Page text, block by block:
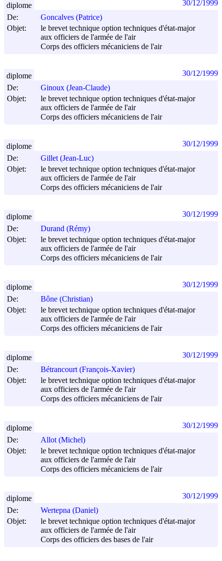
De:
Goncalves (Patrice)
Objet:
le brevet technique option techniques d'état-major
aux officiers de l'armée de l'air
Corps des officiers mécaniciens de l'air
diplome 30/12/1999
De:
Ginoux (Jean-Claude)
Objet:
le brevet technique option techniques d'état-major
aux officiers de l'armée de l'air
Corps des officiers mécaniciens de l'air
diplome 30/12/1999
De:
Gillet (Jean-Luc)
Objet:
le brevet technique option techniques d'état-major
aux officiers de l'armée de l'air
Corps des officiers mécaniciens de l'air
diplome 30/12/1999
De:
Durand (Rémy)
Objet:
le brevet technique option techniques d'état-major
aux officiers de l'armée de l'air
Corps des officiers mécaniciens de l'air
diplome 30/12/1999
De:
Bône (Christian)
Objet:
le brevet technique option techniques d'état-major
aux officiers de l'armée de l'air
Corps des officiers mécaniciens de l'air
diplome 30/12/1999
De:
Bétrancourt (François-Xavier)
Objet:
le brevet technique option techniques d'état-major
aux officiers de l'armée de l'air
Corps des officiers mécaniciens de l'air
diplome 30/12/1999
De:
Allot (Michel)
Objet:
le brevet technique option techniques d'état-major
aux officiers de l'armée de l'air
Corps des officiers mécaniciens de l'air
diplome 30/12/1999
De:
Wertepna (Daniel)
Objet:
le brevet technique option techniques d'état-major
aux officiers de l'armée de l'air
Corps des officiers des bases de l'air
diplome 30/12/1999